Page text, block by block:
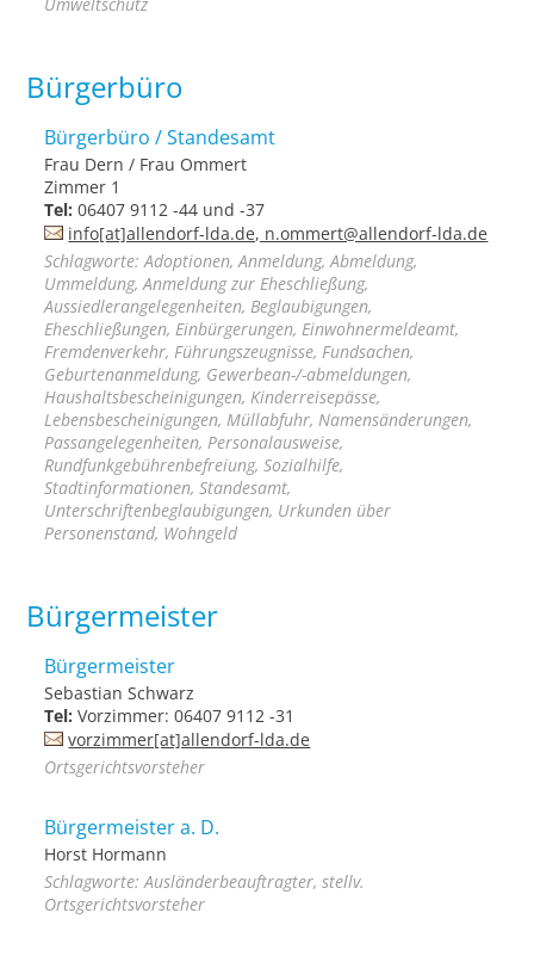
Bürgerbüro
Bürgerbüro / Standesamt
Frau Dern / Frau Ommert
Zimmer 1
Tel: 06407 9112 -44 und -37
info[at]allendorf-lda.de, n.ommert@allendorf-lda.de
Schlagworte: Adoptionen, Anmeldung, Abmeldung,
Ummeldung, Anmeldung zur Eheschließung,
Aussiedlerangelegenheiten, Beglaubigungen,
Eheschließungen, Einbürgerungen, Einwohnermeldeamt,
Fremdenverkehr, Führungszeugnisse, Fundsachen,
Geburtenanmeldung, Gewerbean-/-abmeldungen,
Haushaltsbescheinigungen, Kinderreisepässe,
Lebensbescheinigungen, Müllabfuhr, Namensänderungen,
Passangelegenheiten, Personalausweise,
Rundfunkgebührenbefreiung, Sozialhilfe,
Stadtinformationen, Standesamt,
Unterschriftenbeglaubigungen, Urkunden über
Personenstand, Wohngeld
Bürgermeister
Bürgermeister
Sebastian Schwarz
Tel: Vorzimmer: 06407 9112 -31
vorzimmer[at]allendorf-lda.de
Ortsgerichtsvorsteher
Bürgermeister a. D.
Horst Hormann
Schlagworte: Ausländerbeauftragter, stellv.
Ortsgerichtsvorsteher